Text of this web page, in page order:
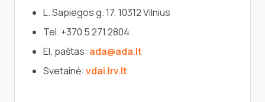
L. Sapiegos g. 17, 10312 Vilnius
Tel. +370 5 271 2804
El. paštas: ada@ada.lt
Svetainė: vdai.lrv.lt